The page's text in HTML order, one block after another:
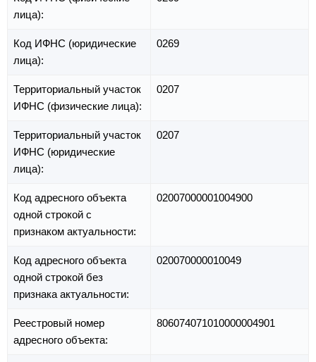
лица):
Код ИФНС (юридические
лица):
0269
Территориальный участок
ИФНС (физические лица):
0207
Территориальный участок
ИФНС (юридические
лица):
0207
Код адресного объекта
одной строкой с
признаком актуальности:
02007000001004900
Код адресного объекта
одной строкой без
признака актуальности:
020070000010049
Реестровый номер
адресного объекта:
806074071010000004901